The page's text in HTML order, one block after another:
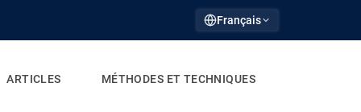
Français
ARTICLES MÉTHODES ET TECHNIQUES